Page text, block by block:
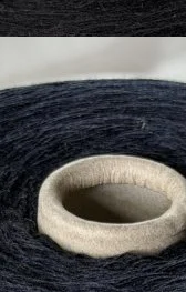
70%, шёлк 20%
близкий к